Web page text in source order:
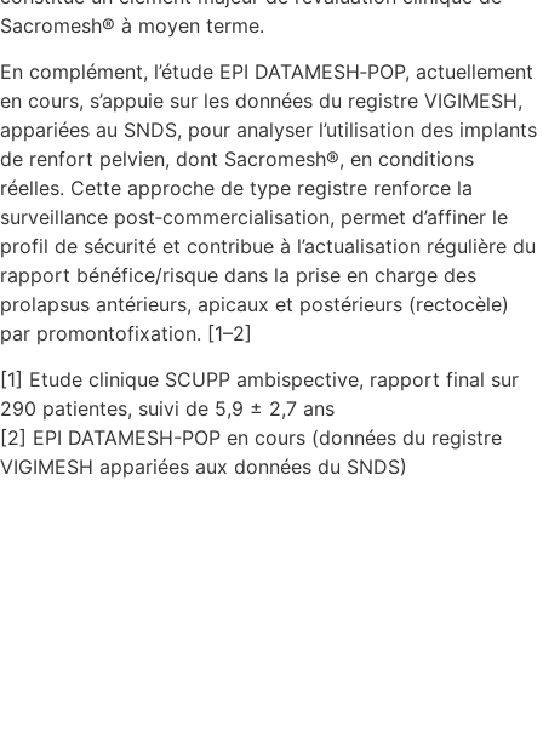
Sacromesh® à moyen terme.
En complément, l’étude EPI DATAMESH‑POP, actuellement
en cours, s’appuie sur les données du registre VIGIMESH,
appariées au SNDS, pour analyser l’utilisation des implants
de renfort pelvien, dont Sacromesh®, en conditions
réelles. Cette approche de type registre renforce la
surveillance post‑commercialisation, permet d’affiner le
profil de sécurité et contribue à l’actualisation régulière du
rapport bénéfice/risque dans la prise en charge des
prolapsus antérieurs, apicaux et postérieurs (rectocèle)
par promontofixation. [1–2]
[1] Etude clinique SCUPP ambispective, rapport final sur
290 patientes, suivi de 5,9 ± 2,7 ans
[2] EPI DATAMESH-POP en cours (données du registre
VIGIMESH appariées aux données du SNDS)